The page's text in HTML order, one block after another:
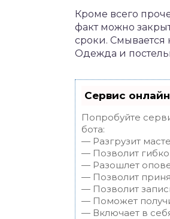
Кроме всего
факт можно
сроки. Смывается
Одежда и
Сервис
Попробуйте
бота:
— Разгрузит
— Позволит гибко
— Разошлет
— Позволит
— Позволит
— Поможет
— Включает в